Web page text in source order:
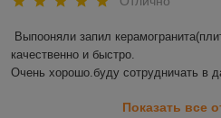
Выпооняли запил
качественно и быстро.
Очень хорошо.буду сотрудничать в
Показать все